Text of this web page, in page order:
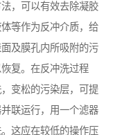
，可以有效去除凝胶
等作为反冲介质，给
及膜孔内所吸附的污
复。在反冲洗过程
变松的污染层，可提
联运行，用一个滤器
这应在较低的操作压
酿酒污水
纺织印染废水